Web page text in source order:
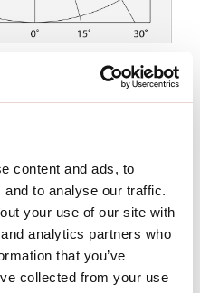
content and ads, to
to analyse our traffic.
your use of our site with
analytics partners who
that you’ve
collected from your use